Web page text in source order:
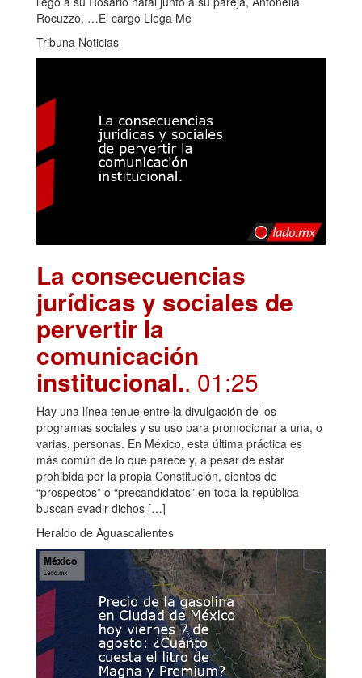
Rocuzzo, …El cargo Llega Me
Tribuna Noticias
La consecuencias
jurídicas y sociales de
pervertir la
comunicación
institucional.. 01:25
Hay una línea tenue entre la divulgación de los
programas sociales y su uso para promocionar a una, o
varias, personas. En México, esta última práctica es
más común de lo que parece y, a pesar de estar
prohibida por la propia Constitución, cientos de
“prospectos” o “precandidatos” en toda la república
buscan evadir dichos […]
Heraldo de Aguascalientes